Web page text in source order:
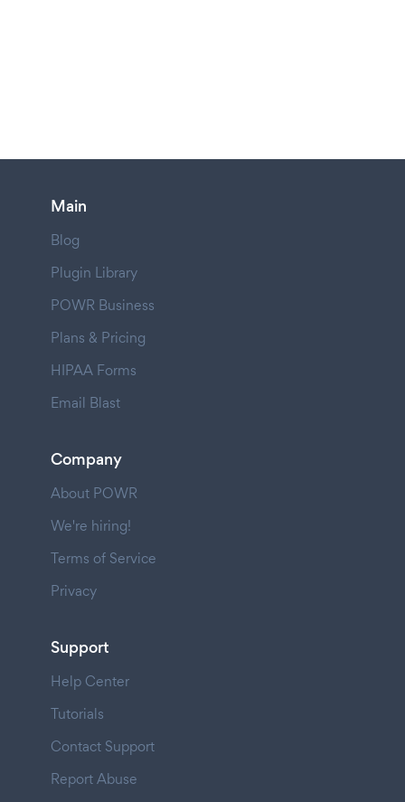
Main
Blog
Plugin Library
POWR Business
Plans & Pricing
HIPAA Forms
Email Blast
Company
About POWR
We're hiring!
Terms of Service
Privacy
Support
Help Center
Tutorials
Contact Support
Report Abuse